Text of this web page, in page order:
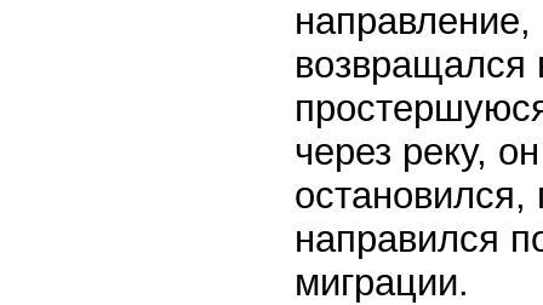
возвращался
через реку,
направился
миграции.